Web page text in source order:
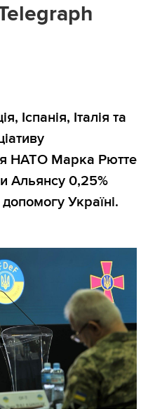
Іспанія, Італія та
НАТО Марка Рютте
Альянсу 0,25%
Україні.